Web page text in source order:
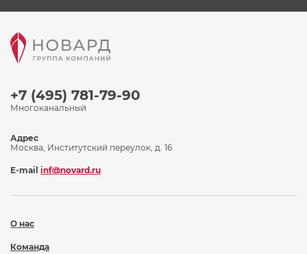
+7 (495) 781-79-90
Многоканальный
О нас
Команда
Адрес
Москва, Институтский переулок, д. 16
E-mail inf@novard.ru